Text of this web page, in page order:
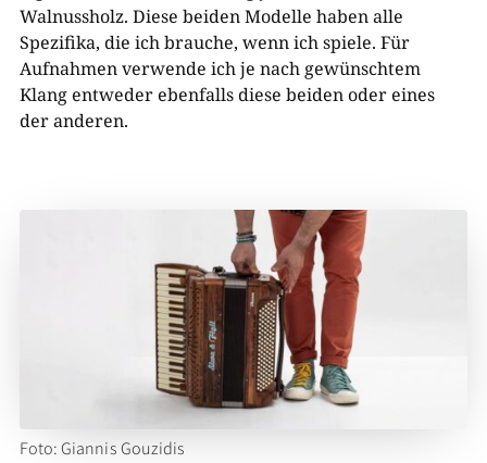
Walnussholz. Diese beiden Modelle haben alle
Spezifika, die ich brauche, wenn ich spiele. Für
Aufnahmen verwende ich je nach gewünschtem
Klang entweder ebenfalls diese beiden oder eines
der anderen.
Foto: Giannis Gouzidis